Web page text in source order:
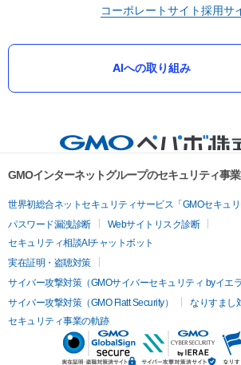
コーポレートサイト採用サ
AIへの取り組み
GMOインターネットグループのセキュリティ事
世界初総合ネットセキュリティサービス「GMOセキュリ
パスワード漏洩診断
Webサイトリスク診断
セキュリティ相談AIチャットボット
実在証明・盗聴対策
サイバー攻撃対策（GMOサイバーセキュリティ byイエラ
サイバー攻撃対策（GMO Flatt Security）
なりすまし
セキュリティ事業の軌跡